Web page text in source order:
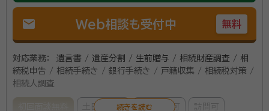
mail Web相談も受付中 無料
対応業務：
遺言書 / 遺産分割 / 生前贈与 / 相続財産調査 / 相
続税申告 / 相続手続き / 銀行手続き / 戸籍収集 / 相続税対策 /
相続人調査
土日相談可 電話相談可 訪問可